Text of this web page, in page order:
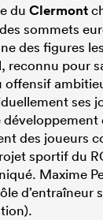
du Clermont
sommets
des figures
reconnu pour
offensif
ses
des joueurs
sportif du
Maxime
d’entraîneur